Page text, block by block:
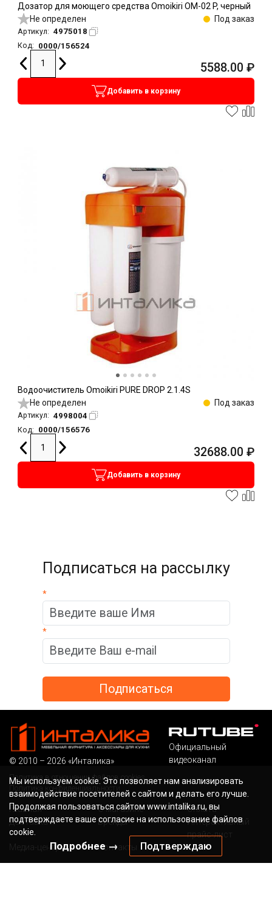
Дозатор для моющего средства Omoikiri OM-02 P, черный
Не определен
Под заказ
Артикул: 4975018
Код: 0000/156524
5588.00 ₽
Добавить в корзину
Водоочиститель Omoikiri PURE DROP 2.1.4S
Не определен
Под заказ
Артикул: 4998004
Код: 0000/156576
32688.00 ₽
Добавить в корзину
Подписаться на рассылку
*
*
Мы используем cookie. Это позволяет нам анализировать
взаимодействие посетителей с сайтом и делать его лучше.
Продолжая пользоваться сайтом www.intalika.ru, вы
подтверждаете ваше согласие на использование файлов
cookie.
Подробнее → Подтверждаю
© 2010 – 2026 «Инталика»
Политика в отношении файлов cookies
Политика конфиденциальности
Официальный
видеоканал
Главная О магазине
Оплата
Доставка
Бренды
Интерактивный
прайс-лист
Медиа-центр
Контакты